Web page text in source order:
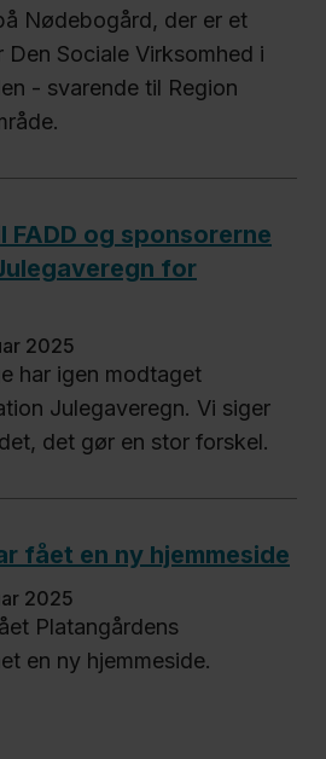
Nødebogård, der er et
Sociale Virksomhed i
- svarende til Region
og sponsorerne
for
2025
har igen modtaget
Julegaveregn. Vi siger
det gør en stor forskel.
fået en ny hjemmeside
2025
Platangårdens
en ny hjemmeside.